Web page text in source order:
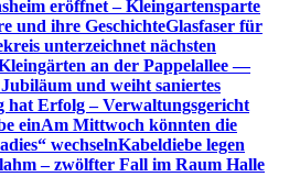
eröffnet – Kleingartensparte
und ihre GeschichteGlasfaser für
unterzeichnet nächsten
an der Pappelallee —
und weiht saniertes
hat Erfolg – Verwaltungsgericht
einAm Mittwoch könnten die
wechselnKabeldiebe legen
– zwölfter Fall im Raum Halle